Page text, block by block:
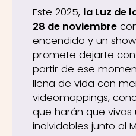
Este 2025, la Luz de
28 de noviembre
encendido y un
promete dejarte
partir de ese
llena de vida con
videomappings,
que harán que vivas
inolvidables junto al